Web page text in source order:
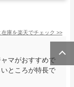
在庫を楽天でチェック >>
マがおすすめで
ところが特長で